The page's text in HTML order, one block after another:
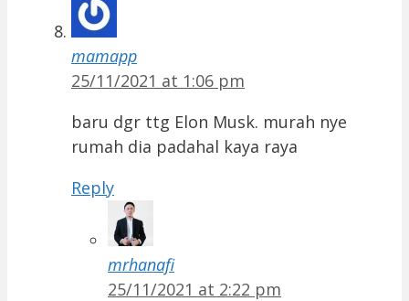
mamapp
25/11/2021 at 1:06 pm
baru dgr ttg Elon Musk. murah nye
rumah dia padahal kaya raya
Reply
mrhanafi
25/11/2021 at 2:22 pm